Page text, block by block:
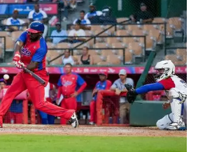
del viernes 7 de agosto de